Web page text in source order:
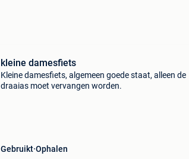
kleine damesfiets
Kleine damesfiets, algemeen goede staat, alleen de
draaias moet vervangen worden.
Gebruikt Ophalen